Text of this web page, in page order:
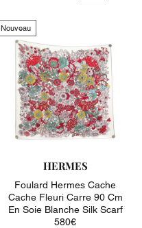
Nouveau
HERMES
Foulard Hermes Cache
Cache Fleuri Carre 90 Cm
En Soie Blanche Silk Scarf
580€